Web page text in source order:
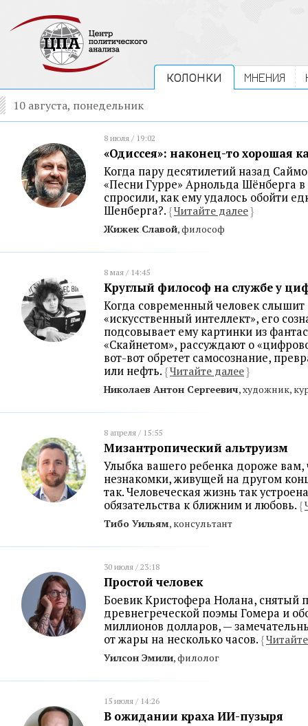
КОЛОНКИ МНЕНИЯ
10 августа, понедельник
8 июля / 19:02
«Одиссея»: наконец-то хорошая
Когда пару десятилетий назад
«Песни Гурре» Арнольда Шёнберга в
спросили, как ему удалось обойти
Шенберга?. {Читайте далее}
Жижек Славой, философ
8 мая / 14:45
Круглый философ на службе у
Когда современный человек слышит
«искусственный интеллект», его
подсовывает ему картинки из
«Скайнетом», рассуждают о
вот-вот обретет самосознание,
или нефть. {Читайте далее}
Николаев Антон Сергеевич, художник,
8 апреля / 15:55
Мизантропический альтруизм
Улыбка вашего ребенка дороже вам,
незнакомки, живущей на другом
так. Человеческая жизнь так
обязательства к ближним и любовь. {
Тибо Уильям, консультант
30 июля / 23:18
Простой человек
Боевик Кристофера Нолана, снятый
древнегреческой поэмы Гомера и
миллионов долларов, —
от жары на несколько часов. {
Уилсон Эмили, филолог
15 июля / 14:26
В ожидании краха ИИ-пузыря